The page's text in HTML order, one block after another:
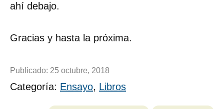
ahí debajo.
Gracias y hasta la próxima.
Publicado: 25 octubre, 2018
Categoría: Ensayo, Libros